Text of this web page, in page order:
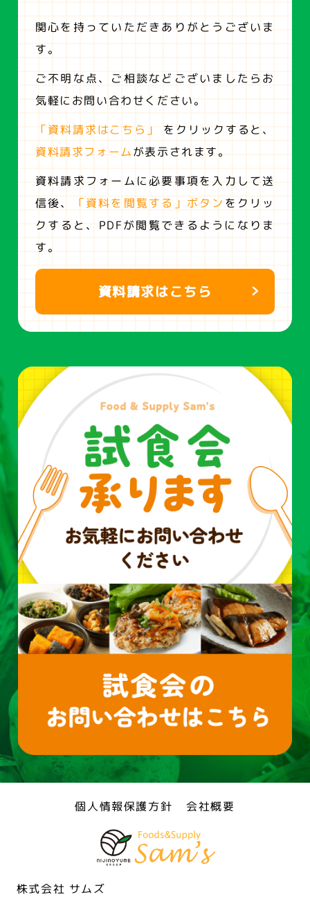
関心を持っていただきありがとうございま
す。
ご不明な点、ご相談などございましたらお
気軽にお問い合わせください。
「資料請求はこちら」
をクリックすると、
資料請求フォームが表示されます。
資料請求フォームに必要事項を入力して送
信後、
「資料を閲覧する」ボタン をクリッ
クすると、 PDFが閲覧できるようになりま
す。
資料請求はこちら
個人情報保護方針 会社概要
株式会社 サムズ